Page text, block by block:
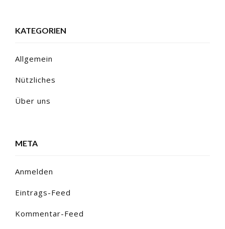
KATEGORIEN
Allgemein
Nützliches
Über uns
META
Anmelden
Eintrags-Feed
Kommentar-Feed